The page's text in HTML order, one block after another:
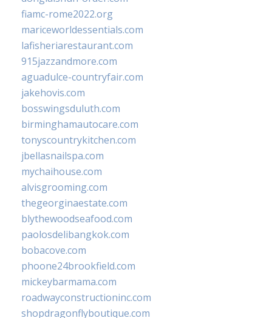
fiamc-rome2022.org
mariceworldessentials.com
lafisheriarestaurant.com
915jazzandmore.com
aguadulce-countryfair.com
jakehovis.com
bosswingsduluth.com
birminghamautocare.com
tonyscountrykitchen.com
jbellasnailspa.com
mychaihouse.com
alvisgrooming.com
thegeorginaestate.com
blythewoodseafood.com
paolosdelibangkok.com
bobacove.com
phoone24brookfield.com
mickeybarmama.com
roadwayconstructioninc.com
shopdragonflyboutique.com